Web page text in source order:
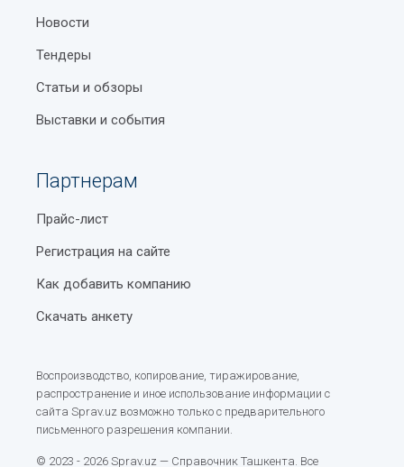
Новости
Тендеры
Статьи и обзоры
Выставки и события
Партнерам
Прайс-лист
Регистрация на сайте
Как добавить компанию
Скачать анкету
Воспроизводство, копирование, тиражирование,
распространение и иное использование информации с
сайта Sprav.uz возможно только с предварительного
письменного разрешения компании.
© 2023 - 2026 Sprav.uz — Справочник Ташкента. Все